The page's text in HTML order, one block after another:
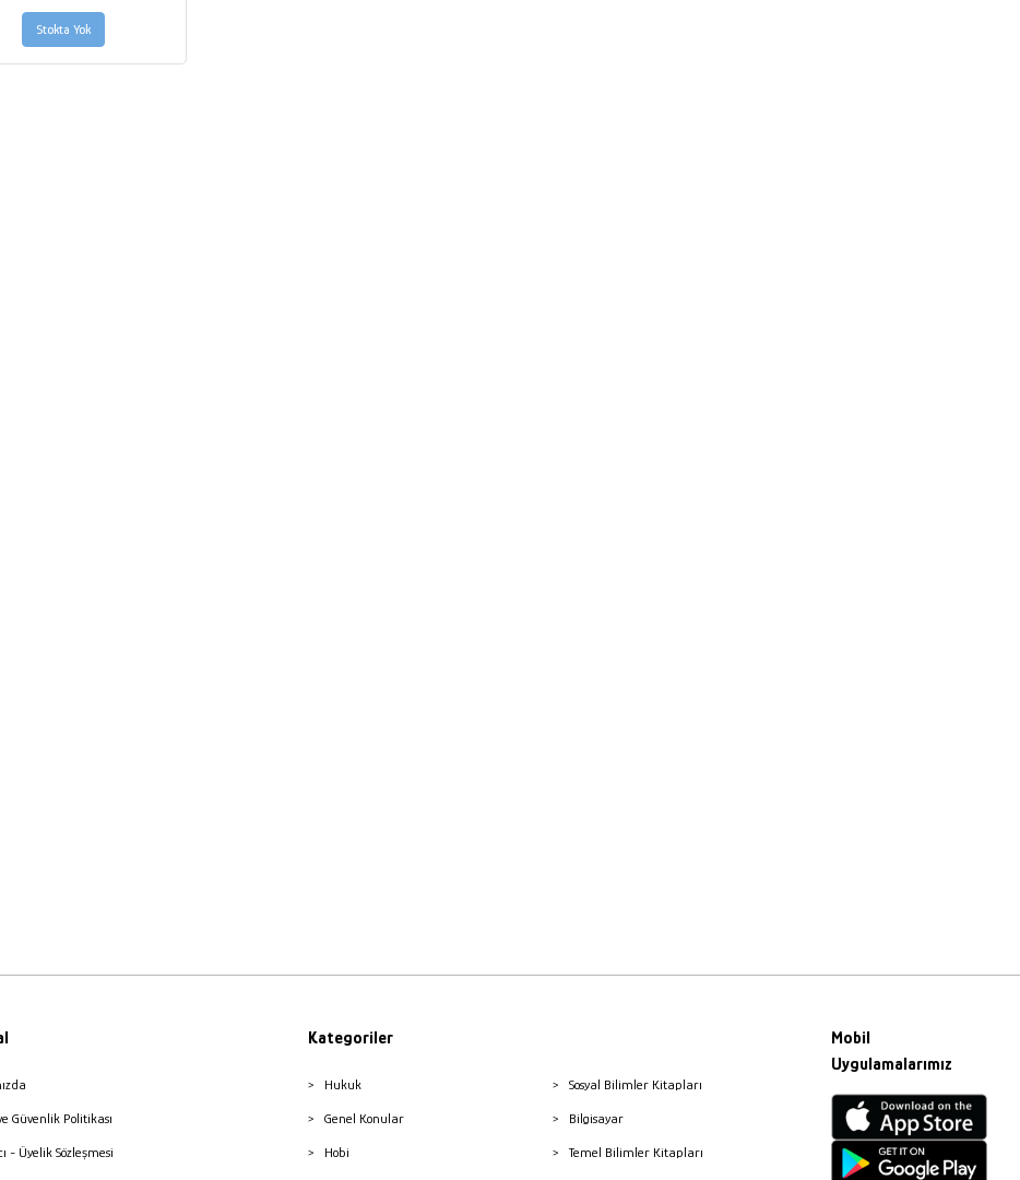
Stokta Yok
Güvenlik Politikası
- Üyelik Sözleşmesi
Kategoriler
Hukuk
Genel Konular
Hobi
Sosyal Bilimler Kitapları
Bilgisayar
Temel Bilimler Kitapları
Mobil
Uygulamalarımız